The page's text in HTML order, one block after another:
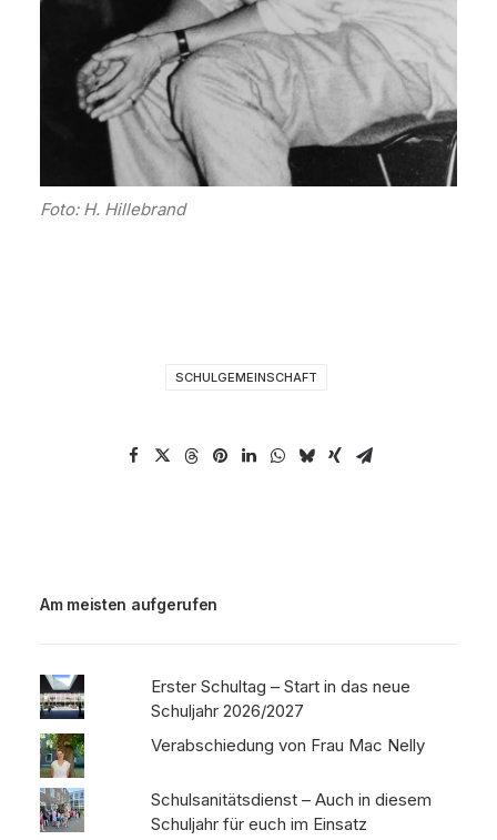
Foto: H. Hillebrand
SCHULGEMEINSCHAFT
Am meisten aufgerufen
Erster Schultag – Start in das neue
Schuljahr 2026/2027
Verabschiedung von Frau Mac Nelly
Schulsanitätsdienst – Auch in diesem
Schuljahr für euch im Einsatz